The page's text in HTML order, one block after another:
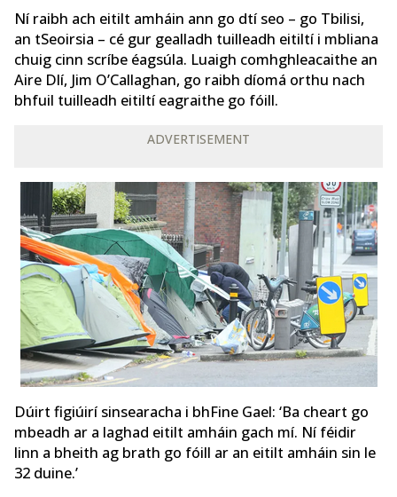
Ní raibh ach eitilt amháin ann go dtí seo – go Tbilisi,
an tSeoirsia – cé gur gealladh tuilleadh eitiltí i mbliana
chuig cinn scríbe éagsúla. Luaigh comhghleacaithe an
Aire Dlí, Jim O’Callaghan, go raibh díomá orthu nach
bhfuil tuilleadh eitiltí eagraithe go fóill.
ADVERTISEMENT
Dúirt figiúirí sinsearacha i bhFine Gael: ‘Ba cheart go
mbeadh ar a laghad eitilt amháin gach mí. Ní féidir
linn a bheith ag brath go fóill ar an eitilt amháin sin le
32 duine.’